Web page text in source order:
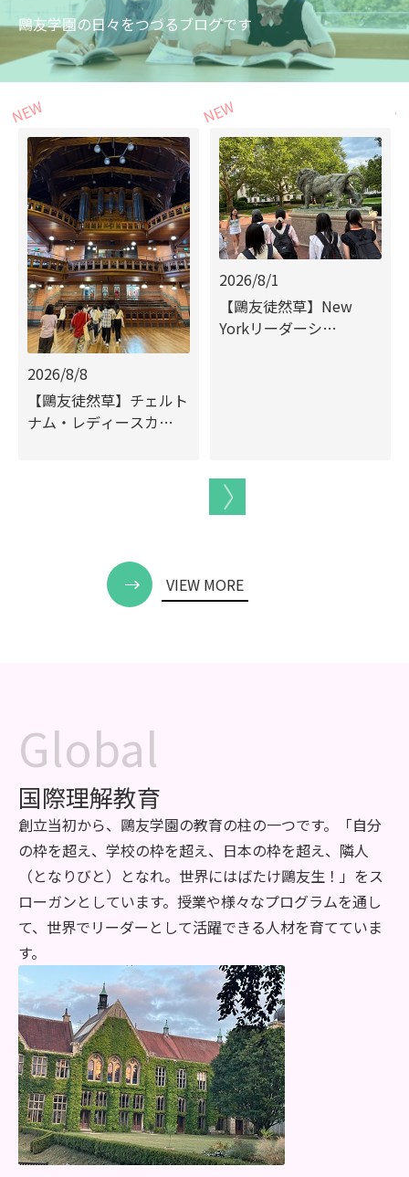
鷗友学園の日々をつづるブログです
2026/8/8
【鷗友徒然草】チェルト
ナム・レディースカ…
2026/8/1
【鷗友徒然草】New
Yorkリーダーシ…
VIEW MORE
Global
国際理解教育
創立当初から、鷗友学園の教育の柱の一つです。「自分
の枠を超え、学校の枠を超え、日本の枠を超え、隣人
（となりびと） となれ。世界にはばたけ鷗友生！」をス
ローガンとしています。授業や様々なプログラムを通し
て、世界でリーダーとして活躍できる人材を育てていま
す。